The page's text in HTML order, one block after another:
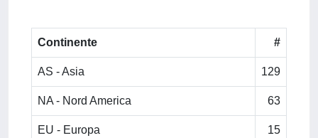
Continente #
AS - Asia 129
NA - Nord America 63
EU - Europa 15